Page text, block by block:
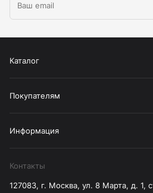
Каталог
Покупателям
Информация
Контакты
127083, г. Москва, ул. 8 Марта, д. 1,